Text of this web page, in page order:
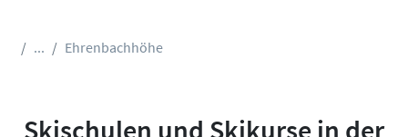
... Ehrenbachhöhe
Skischulen und Skikurse in der